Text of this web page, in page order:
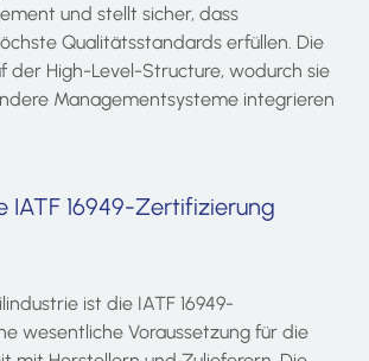
und stellt sicher, dass
Qualitätsstandards erfüllen. Die
der High-Level-Structure, wodurch sie
Managementsysteme integrieren
IATF 16949-Zertifizierung
ist die IATF 16949-
wesentliche Voraussetzung für die